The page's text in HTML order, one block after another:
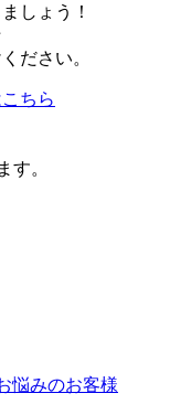
しょう！
ださい。
ちら
す。
悩みのお客様